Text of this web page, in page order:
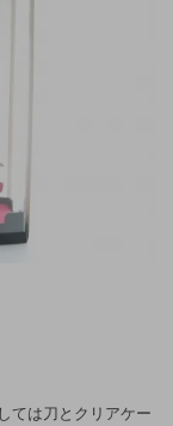
ては刀とクリアケー